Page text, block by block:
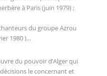
à Paris (juin 1979) ;
du groupe Azrou
1980 )...
du pouvoir d’Alger qui
le concernant et